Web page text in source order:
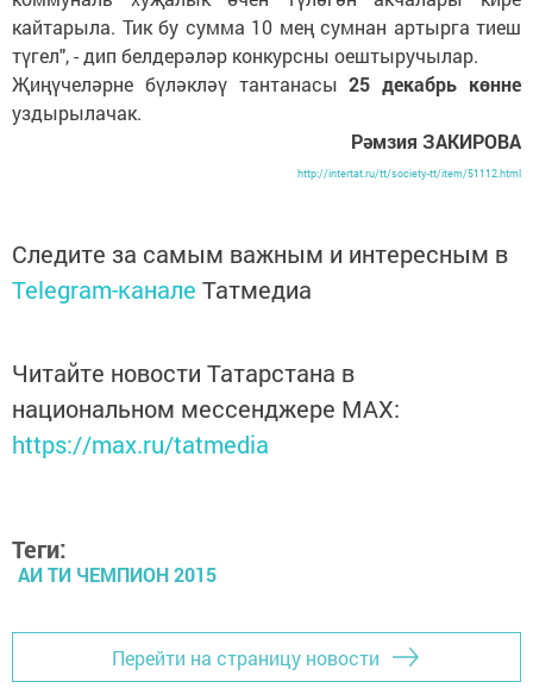
кайтарыла. Тик бу сумма 10 мең сумнан артырга тиеш
түгел", - дип белдерәләр конкурсны оештыручылар.
Җиңүчеләрне бүләкләү тантанасы25 декабрь көнне
уздырылачак.
Рәмзия ЗАКИРОВА
http://intertat.ru/tt/society-tt/item/51112.html
Следите за самым важным и интересным в
Telegram-канале Татмедиа
Читайте новости Татарстана в
национальном мессенджере MАХ:
https://max.ru/tatmedia
Теги:
АИ ТИ ЧЕМПИОН 2015
Перейти на страницу новости